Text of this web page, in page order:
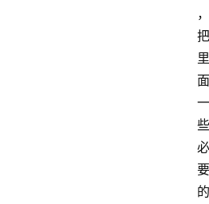
，
把
里
面
一
些
必
要
的